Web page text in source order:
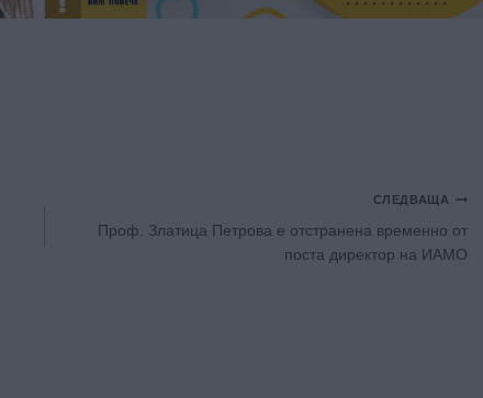
СЛЕДВАЩА
Проф. Златица Петрова е отстранена временно от
поста директор на ИАМО